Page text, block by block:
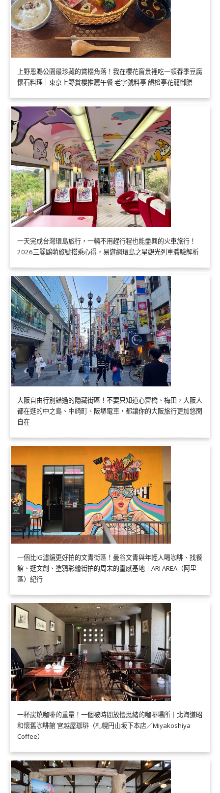
上野恩賜公園最珍藏的賞櫻角落！我在櫻花窗景裡吃一頓春季豆腐
懷石料理｜東京上野賞櫻推薦午餐 老字號料亭 韻松亭花籠御膳
一天完成台灣環島旅行，一輛不用趕行程也能盡興的火車旅行！
2026三麗鷗萌旅號搭乘心得，易遊網環島之星觀光列車體驗解析
大阪自由行別錯過的隱藏街區！不要只知道心齋橋、梅田，大阪人
都在逛的中之島、中崎町、阪堺電車，都讓你的大阪旅行更加悠閒
自在
一個比IG濾鏡更好拍的文青街區！曼谷文青與年輕人喝咖啡、找餐
館、逛文創、塗鴉彩繪街拍的周末的靈感基地｜ARI AREA（阿里
區）紀行
一杯炭燒咖啡的重量！一個被時間放慢思緒的咖啡場所｜北海道昭
和懷舊咖啡館 宮越屋珈琲（札幌円山坂下本店／Miyakoshiya
Coffee）